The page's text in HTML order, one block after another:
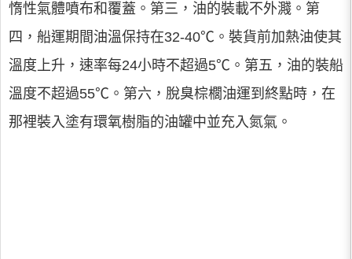
惰性氣體噴布和覆蓋。第三，油的裝載不外濺。第
四，船運期間油溫保持在32-40℃。裝貨前加熱油使其
溫度上升，速率每24小時不超過5℃。第五，油的裝船
溫度不超過55℃。第六，脫臭棕櫚油運到終點時，在
那裡裝入塗有環氧樹脂的油罐中並充入氮氣。